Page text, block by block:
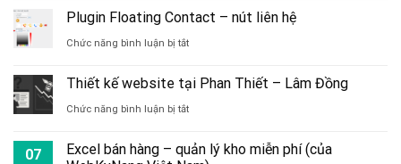
trợ
lý
vấn,
hàng
trọng
cho
Plugin Floating Contact – nút liên hệ
Chức năng bình luận bị tắtở
Floating
Thiết kế website tại Phan Thiết – Lâm Đồng
Chức năng bình luận bị tắtở
kế
07
Excel bán hàng – quản lý kho miễn phí (của